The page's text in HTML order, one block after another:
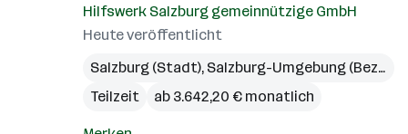
Hilfswerk Salzburg gemeinnützige GmbH
Heute veröffentlicht
Salzburg (Stadt), Salzburg-Umgebung (Bezirk)
Teilzeit
ab 3.642,20 € monatlich